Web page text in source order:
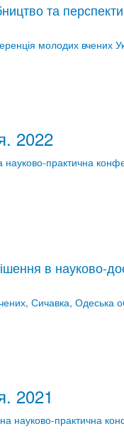
та
молодих вчених
2022
науково-практична
в науково-
Сичавка, Одеська
2021
науково-практична